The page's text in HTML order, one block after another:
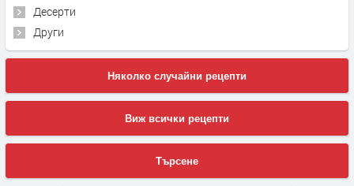
Десерти
Други
Няколко случайни рецепти
Виж всички рецепти
Търсене